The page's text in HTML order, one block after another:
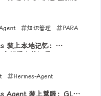
知识管理 PARA
04
装上本地记忆：
Hermes-Agent